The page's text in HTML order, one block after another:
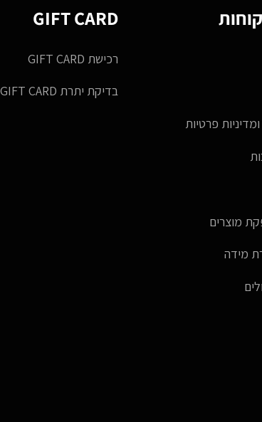
פרטיות
מוצרים
מידה
GIFT CARD
רכישת GIFT CARD
בדיקת יתרת GIFT CARD